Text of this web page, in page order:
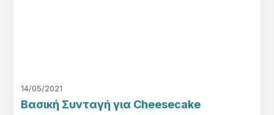
14/05/2021
Βασική Συνταγή για Cheesecake